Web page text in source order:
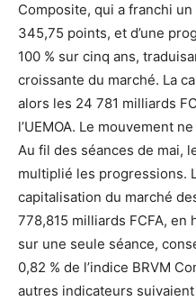
Composite, qui a franchi
345,75 points, et d’une
100 % sur cinq ans,
croissante du marché. La
alors les 24 781 milliards
l’UEMOA. Le mouvement
Au fil des séances de mai,
multiplié les progressions.
capitalisation du marché
778,815 milliards FCFA, en
sur une seule séance,
0,82 % de l’indice BRVM
autres indicateurs